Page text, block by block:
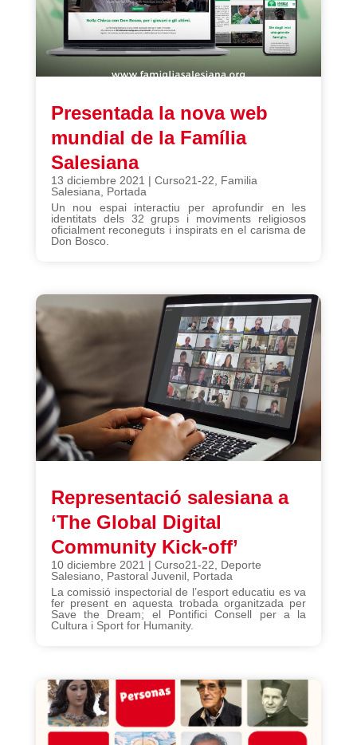
Presentada la nova web
mundial de la Família
Salesiana
13 diciembre 2021 | Curso21-22
Familia
Salesiana
Portada
Un nou espai interactiu per aprofundir en les
identitats dels 32 grups i moviments religiosos
oficialment reconeguts i inspirats en el carisma de
Don Bosco.
Representació salesiana a
‘The Global Digital
Community Kick-off’
10 diciembre 2021 | Curso21-22, Deporte
Salesiano, Pastoral Juvenil, Portada
La comissió inspectorial de l’esport educatiu es va
fer present en aquesta trobada organitzada per
Save the Dream; el Pontifici Consell per a la
Cultura i Sport for Humanity.